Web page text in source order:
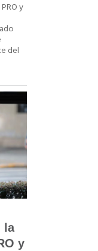
y
del
la
y